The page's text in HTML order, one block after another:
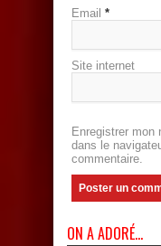
Email *
Site internet
Enregistrer mon
dans le
commentaire.
ON A ADORÉ…